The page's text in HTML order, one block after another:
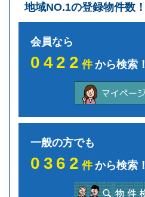
地域NO.1の登録物件数！
会員なら
0422件から検索！
一般の方でも
0362件から検索！